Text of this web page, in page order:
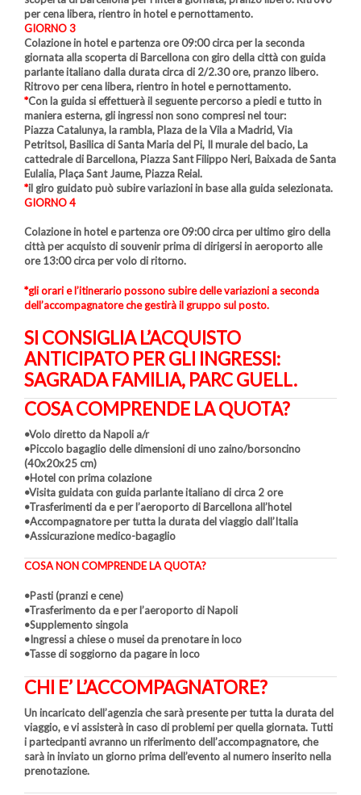
per cena libera, rientro in hotel e pernottamento.
GIORNO 3
Colazione in hotel e partenza ore 09:00 circa per la seconda
giornata alla scoperta di Barcellona con giro della città con guida
parlante italiano dalla durata circa di 2/2.30 ore, pranzo libero.
Ritrovo per cena libera, rientro in hotel e pernottamento.
*Con la guida si effettuerà il seguente percorso a piedi e tutto in
maniera esterna, gli ingressi non sono compresi nel tour:
Piazza Catalunya, la rambla, Plaza de la Vila a Madrid, Via
Petritsol, Basilica di Santa Maria del Pi, Il murale del bacio, La
cattedrale di Barcellona, Piazza Sant Filippo Neri, Baixada de Santa
Eulalia, Plaça Sant Jaume, Piazza Reial.
*il giro guidato può subire variazioni in base alla guida selezionata.
GIORNO 4
Colazione in hotel e partenza ore 09:00 circa per ultimo giro della
città per acquisto di souvenir prima di dirigersi in aeroporto alle
ore 13:00 circa per volo di ritorno.
*gli orari e l’itinerario possono subire delle variazioni a seconda
dell’accompagnatore che gestirà il gruppo sul posto.
SI CONSIGLIA L’ACQUISTO
ANTICIPATO PER GLI INGRESSI:
SAGRADA FAMILIA, PARC GUELL.
COSA COMPRENDE LA QUOTA?
•Volo diretto da Napoli a/r
•Piccolo bagaglio delle dimensioni di uno zaino/borsoncino
(40x20x25 cm)
•Hotel con prima colazione
•Visita guidata con guida parlante italiano di circa 2 ore
•Trasferimenti da e per l’aeroporto di Barcellona all’hotel
•Accompagnatore per tutta la durata del viaggio dall’Italia
•Assicurazione medico-bagaglio
COSA NON COMPRENDE LA QUOTA?
•Pasti (pranzi e cene)
•Trasferimento da e per l’aeroporto di Napoli
•Supplemento singola
•Ingressi a chiese o musei da prenotare in loco
•Tasse di soggiorno da pagare in loco
CHI E’ L’ACCOMPAGNATORE?
Un incaricato dell’agenzia che sarà presente per tutta la durata del
viaggio, e vi assisterà in caso di problemi per quella giornata. Tutti
i partecipanti avranno un riferimento dell’accompagnatore, che
sarà in inviato un giorno prima dell’evento al numero inserito nella
prenotazione.